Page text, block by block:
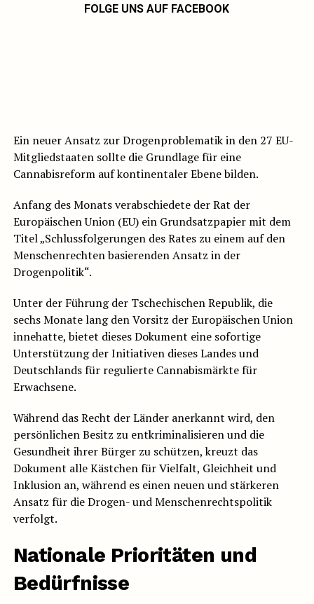
FOLGE UNS AUF FACEBOOK
Ein neuer Ansatz zur Drogenproblematik in den 27 EU-
Mitgliedstaaten sollte die Grundlage für eine
Cannabisreform auf kontinentaler Ebene bilden.
Anfang des Monats verabschiedete der Rat der
Europäischen Union (EU) ein Grundsatzpapier mit dem
Titel „Schlussfolgerungen des Rates zu einem auf den
Menschenrechten basierenden Ansatz in der
Drogenpolitik“.
Unter der Führung der Tschechischen Republik, die
sechs Monate lang den Vorsitz der Europäischen Union
innehatte, bietet dieses Dokument eine sofortige
Unterstützung der Initiativen dieses Landes und
Deutschlands für regulierte Cannabismärkte für
Erwachsene.
Während das Recht der Länder anerkannt wird, den
persönlichen Besitz zu entkriminalisieren und die
Gesundheit ihrer Bürger zu schützen, kreuzt das
Dokument alle Kästchen für Vielfalt, Gleichheit und
Inklusion an, während es einen neuen und stärkeren
Ansatz für die Drogen- und Menschenrechtspolitik
verfolgt.
Nationale Prioritäten und
Bedürfnisse